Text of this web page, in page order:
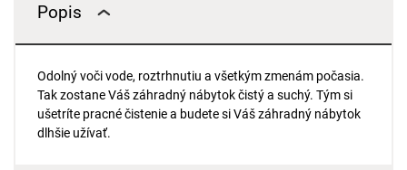
Popis
Odolný voči vode, roztrhnutiu a všetkým zmenám počasia.
Tak zostane Váš záhradný nábytok čistý a suchý. Tým si
ušetríte pracné čistenie a budete si Váš záhradný nábytok
dlhšie užívať.